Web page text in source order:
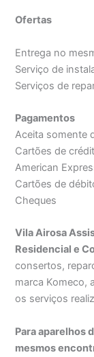
Ofertas
Entrega no
Serviço de
Serviços de
Pagamentos
Aceita somente
Cartões de
American
Cartões de
Cheques
Vila Airosa
Residencial e
consertos,
marca Komeco,
os serviços
Para aparelhos
mesmos